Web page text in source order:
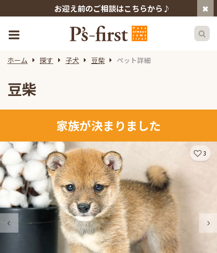
お迎え前のご相談はこちらから♪
ホーム 探す 子犬 豆柴 ペット詳細
豆柴
家族が決まりました
3